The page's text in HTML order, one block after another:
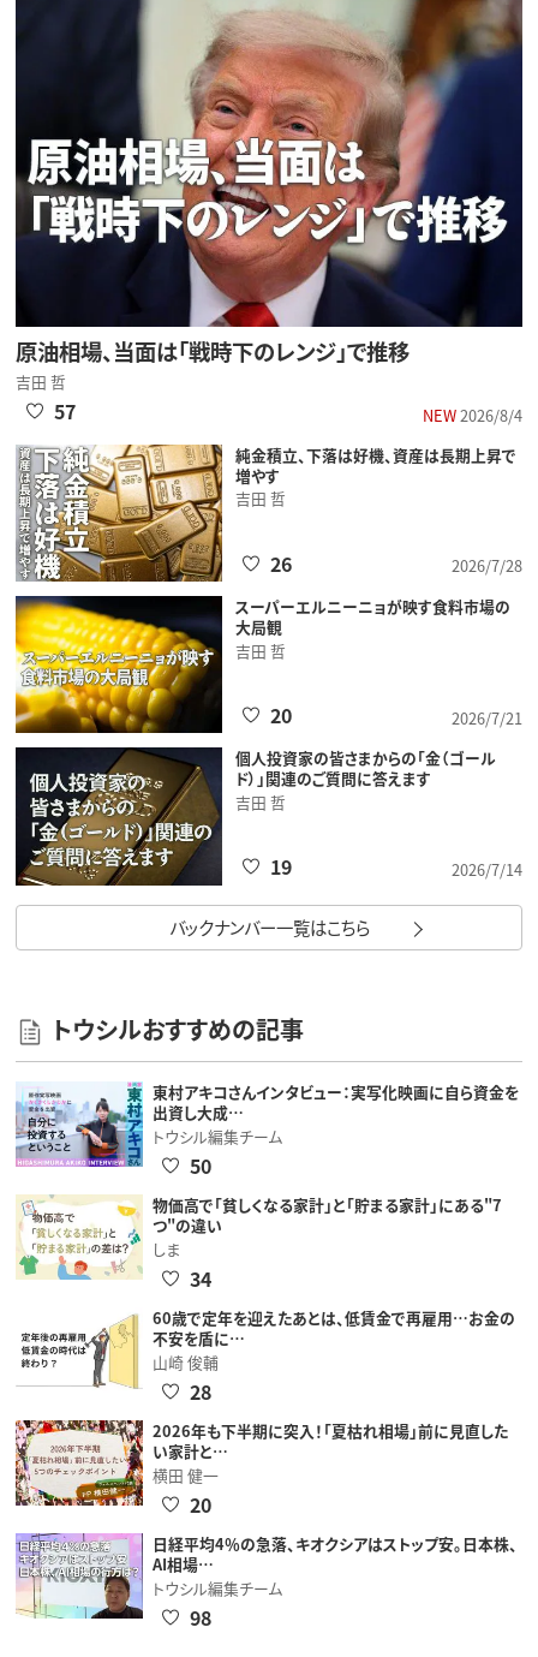
原油相場、当面は「戦時下のレンジ」で推移
吉田 哲
NEW2026/8/4
57
純金積立、下落は好機、資産は長期上昇で
増やす
吉田 哲
2026/7/28
26
スーパーエルニーニョが映す食料市場の
大局観
吉田 哲
2026/7/21
20
個人投資家の皆さまからの「金（ゴール
ド）」関連のご質問に答えます
吉田 哲
2026/7/14
19
バックナンバー一覧はこちら
トウシルおすすめの記事
東村アキコさんインタビュー：実写化映画に自ら資金を
出資し大成…
トウシル編集チーム
50
物価高で「貧しくなる家計」と「貯まる家計」にある"7
つ"の違い
しま
34
60歳で定年を迎えたあとは、低賃金で再雇用…お金の
不安を盾に…
山崎 俊輔
28
2026年も下半期に突入！「夏枯れ相場」前に見直した
い家計と…
横田 健一
20
日経平均4％の急落、キオクシアはストップ安。日本株、
AI相場…
トウシル編集チーム
98